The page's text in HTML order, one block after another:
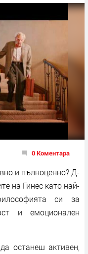
0 Коментара
и пълноценно? Д-
на Гинес като най-
си за
и емоционален
останеш активен,